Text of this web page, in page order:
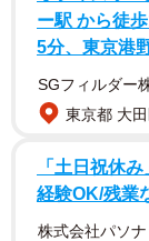
ー駅 から徒
5分、東京港
SGフィルダー
東京都 大
「土日祝休
経験OK/残業
株式会社パソナ